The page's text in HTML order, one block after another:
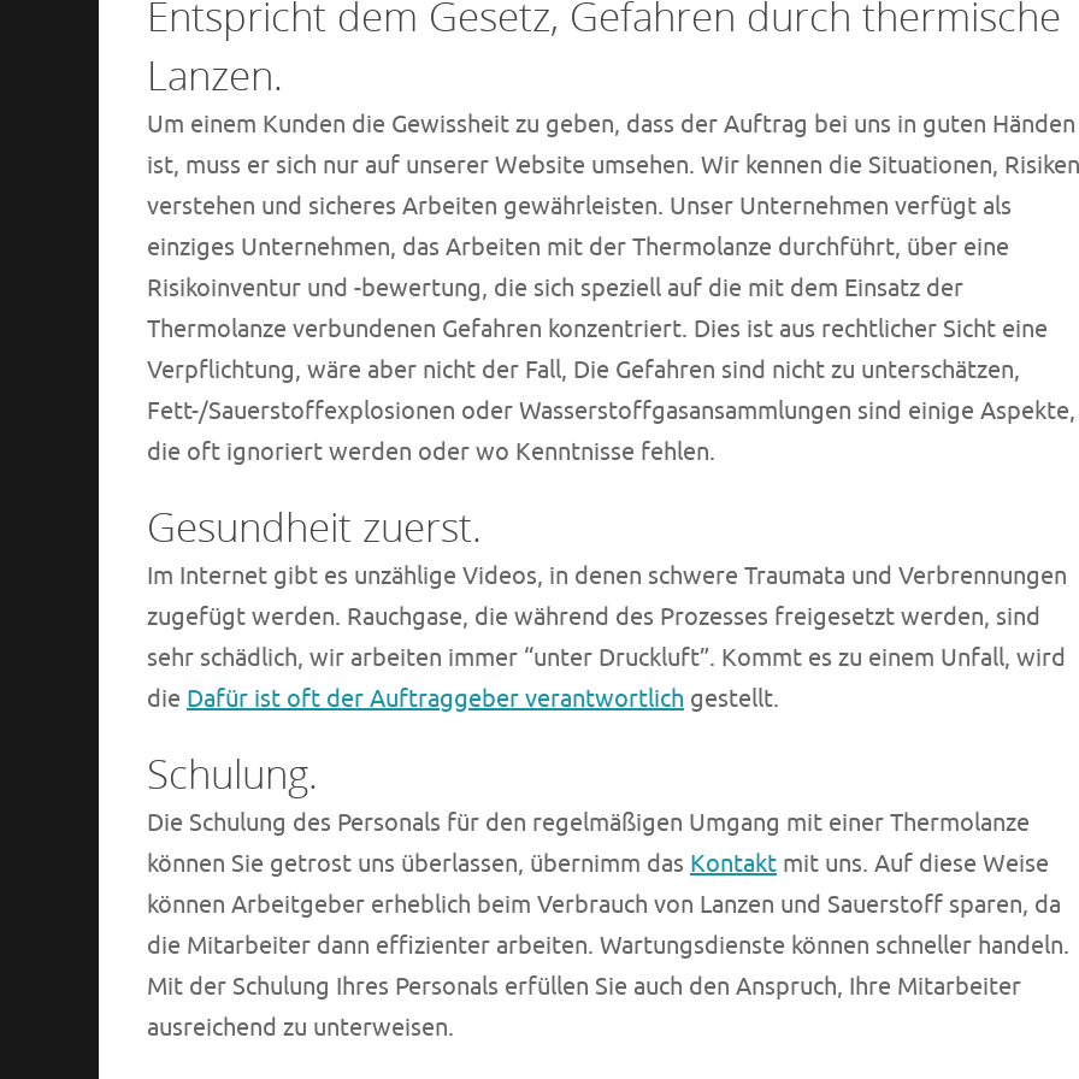
Entspricht dem Gesetz, Gefahren durch thermische
Lanzen.
Um einem Kunden die Gewissheit zu geben, dass der Auftrag bei uns in guten Händen
ist, muss er sich nur auf unserer Website umsehen. Wir kennen die Situationen, Risiken
verstehen und sicheres Arbeiten gewährleisten. Unser Unternehmen verfügt als
einziges Unternehmen, das Arbeiten mit der Thermolanze durchführt, über eine
Risikoinventur und -bewertung, die sich speziell auf die mit dem Einsatz der
Thermolanze verbundenen Gefahren konzentriert. Dies ist aus rechtlicher Sicht eine
Verpflichtung, wäre aber nicht der Fall, Die Gefahren sind nicht zu unterschätzen,
Fett-/Sauerstoffexplosionen oder Wasserstoffgasansammlungen sind einige Aspekte,
die oft ignoriert werden oder wo Kenntnisse fehlen.
Gesundheit zuerst.
Im Internet gibt es unzählige Videos, in denen schwere Traumata und Verbrennungen
zugefügt werden. Rauchgase, die während des Prozesses freigesetzt werden, sind
sehr schädlich, wir arbeiten immer “unter Druckluft”. Kommt es zu einem Unfall, wird
die Dafür ist oft der Auftraggeber verantwortlich gestellt.
Schulung.
Die Schulung des Personals für den regelmäßigen Umgang mit einer Thermolanze
können Sie getrost uns überlassen, übernimm das Kontakt mit uns. Auf diese Weise
können Arbeitgeber erheblich beim Verbrauch von Lanzen und Sauerstoff sparen, da
die Mitarbeiter dann effizienter arbeiten. Wartungsdienste können schneller handeln.
Mit der Schulung Ihres Personals erfüllen Sie auch den Anspruch, Ihre Mitarbeiter
ausreichend zu unterweisen.